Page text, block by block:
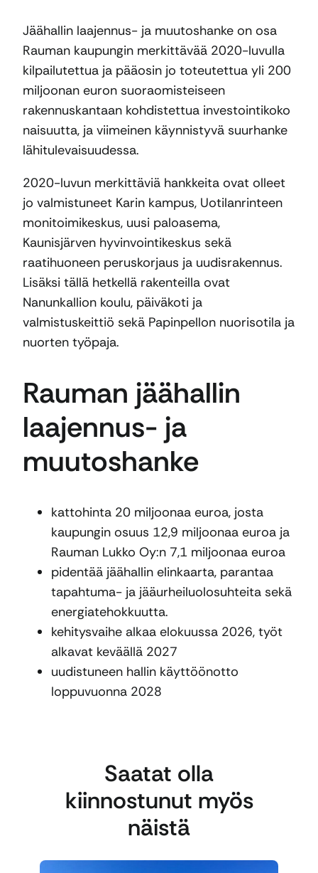
Jäähallin laajennus- ja muutoshanke on osa
Rauman kaupungin merkittävää 2020-luvulla
kilpailutettua ja pääosin jo toteutettua yli 200
miljoonan euron suoraomisteiseen
rakennuskantaan kohdistettua investointikoko
naisuutta, ja viimeinen käynnistyvä suurhanke
lähitulevaisuudessa.
2020-luvun merkittäviä hankkeita ovat olleet
jo valmistuneet Karin kampus, Uotilanrinteen
monitoimikeskus, uusi paloasema,
Kaunisjärven hyvinvointikeskus sekä
raatihuoneen peruskorjaus ja uudisrakennus.
Lisäksi tällä hetkellä rakenteilla ovat
Nanunkallion koulu, päiväkoti ja
valmistuskeittiö sekä Papinpellon nuorisotila ja
nuorten työpaja.
Rauman jäähallin
laajennus- ja
muutoshanke
kattohinta 20 miljoonaa euroa, josta
kaupungin osuus 12,9 miljoonaa euroa ja
Rauman Lukko Oy:n 7,1 miljoonaa euroa
pidentää jäähallin elinkaarta, parantaa
tapahtuma- ja jääurheiluolosuhteita sekä
energiatehokkuutta.
kehitysvaihe alkaa elokuussa 2026, työt
alkavat keväällä 2027
uudistuneen hallin käyttöönotto
loppuvuonna 2028
Saatat olla
kiinnostunut myös
näistä